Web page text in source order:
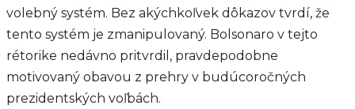
volebný systém. Bez akýchkoľvek dôkazov tvrdí, že
tento systém je zmanipulovaný. Bolsonaro v tejto
rétorike nedávno pritvrdil, pravdepodobne
motivovaný obavou z prehry v budúcoročných
prezidentských voľbách.